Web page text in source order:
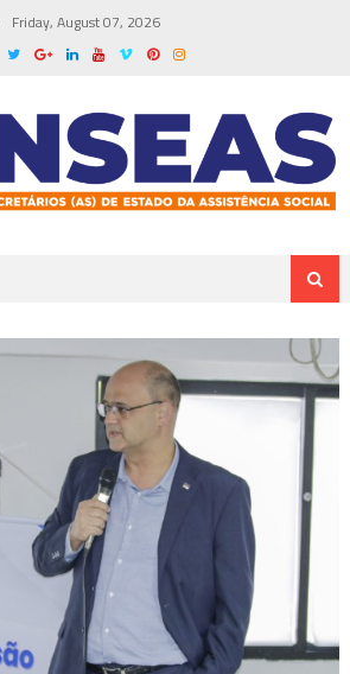
Friday, August 07, 2026